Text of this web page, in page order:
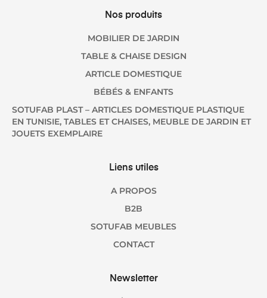
Nos produits
MOBILIER DE JARDIN
TABLE & CHAISE DESIGN
ARTICLE DOMESTIQUE
BÉBÉS & ENFANTS
SOTUFAB PLAST – ARTICLES DOMESTIQUE PLASTIQUE
EN TUNISIE, TABLES ET CHAISES, MEUBLE DE JARDIN ET
JOUETS EXEMPLAIRE
Liens utiles
A PROPOS
B2B
SOTUFAB MEUBLES
CONTACT
Newsletter